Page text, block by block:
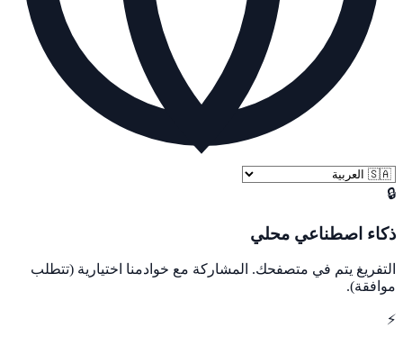
🔒
ذكاء اصطناعي محلي
التفريغ يتم في متصفحك. المشاركة مع خوادمنا اختيارية (تتطلب
موافقة).
⚡